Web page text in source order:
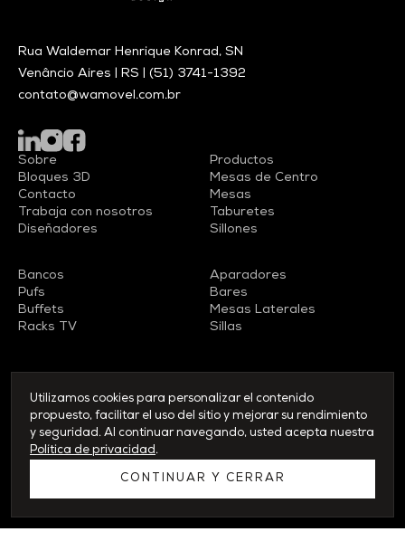
Utilizamos cookies para personalizar el contenido
propuesto, facilitar el uso del sitio y mejorar su rendimiento
y seguridad. Al continuar navegando, usted acepta nuestra
Política de privacidad.
CONTINUAR Y CERRAR
Rua Waldemar Henrique Konrad, SN
Venâncio Aires | RS | (51) 3741-1392
contato@wamovel.com.br
Sobre
Bloques 3D
Contacto
Trabaja con nosotros
Diseñadores
Productos
Mesas de Centro
Mesas
Taburetes
Sillones
Bancos
Pufs
Buffets
Racks TV
Aparadores
Bares
Mesas Laterales
Sillas
© 2026 WAMOVEL - Todos los derechos reservados
Política de privacidad
Desarrollado por Orgã& LM.